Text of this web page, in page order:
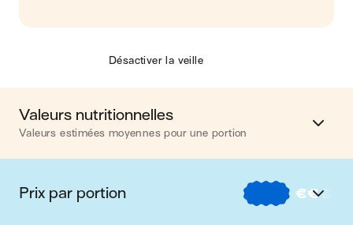
Désactiver la veille
Valeurs nutritionnelles
Valeurs estimées moyennes pour une portion
Calories 354 kcal
Matières grasses 12 g
Prix par portion €€€